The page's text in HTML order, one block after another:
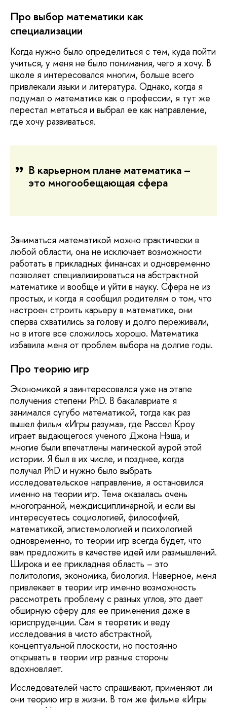
Про выбор математики как
специализации
Когда нужно было определиться с тем, куда пойти
учиться, у меня не было понимания, чего я хочу. В
школе я интересовался многим, больше всего
привлекали языки и литература. Однако, когда я
подумал о математике как о профессии, я тут же
перестал метаться и выбрал ее как направление,
где хочу развиваться.
В карьерном плане математика –
это многообещающая сфера
Заниматься математикой можно практически в
любой области, она не исключает возможности
работать в прикладных финансах и одновременно
позволяет специализироваться на абстрактной
математике и вообще и уйти в науку. Сфера не из
простых, и когда я сообщил родителям о том, что
настроен строить карьеру в математике, они
сперва схватились за голову и долго переживали,
но в итоге все сложилось хорошо. Математика
избавила меня от проблем выбора на долгие годы.
Про теорию игр
Экономикой я заинтересовался уже на этапе
получения степени PhD. В бакалавриате я
занимался сугубо математикой, тогда как раз
вышел фильм «Игры разума», где Рассел Кроу
играет выдающегося ученого Джона Нэша, и
многие были впечатлены магической аурой этой
истории. Я был в их числе, и позднее, когда
получал PhD и нужно было выбрать
исследовательское направление, я остановился
именно на теории игр. Тема оказалась очень
многогранной, междисциплинарной, и если вы
интересуетесь социологией, философией,
математикой, эпистемологией и психологией
одновременно, то теории игр всегда будет, что
вам предложить в качестве идей или размышлений.
Широка и ее прикладная область – это
политология, экономика, биология. Наверное, меня
привлекает в теории игр именно возможность
рассмотреть проблему с разных углов, это дает
обширную сферу для ее применения даже в
юриспруденции. Сам я теоретик и веду
исследования в чисто абстрактной,
концептуальной плоскости, но постоянно
открывать в теории игр разные стороны
вдохновляет.
Исследователей часто спрашивают, применяют ли
они теорию игр в жизни. В том же фильме «Игры